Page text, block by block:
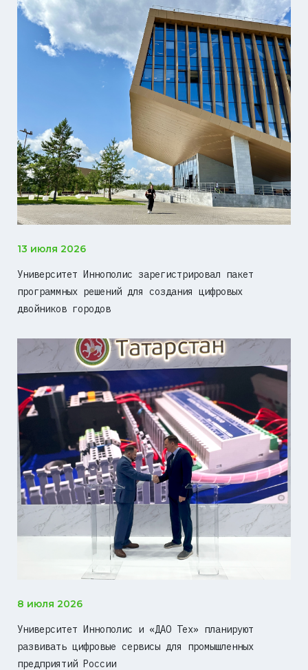
13 июля 2026
Университет Иннополис зарегистрировал пакет
программных решений для создания цифровых
двойников городов
8 июля 2026
Университет Иннополис и «ДАО Тех» планируют
развивать цифровые сервисы для промышленных
предприятий России